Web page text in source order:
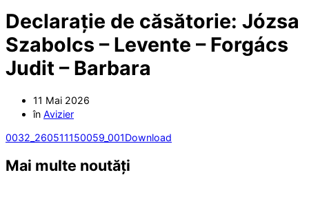
Declarație de căsătorie: Józsa
Szabolcs – Levente – Forgács
Judit – Barbara
11 Mai 2026
în Avizier
0032_260511150059_001Download
Mai multe noutăți